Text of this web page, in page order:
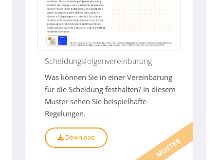
MUSTER
Scheidungsfolgenvereinbarung
Was können Sie in einer Vereinbarung
für die Scheidung festhalten? In diesem
Muster sehen Sie beispielhafte
Regelungen.
Download